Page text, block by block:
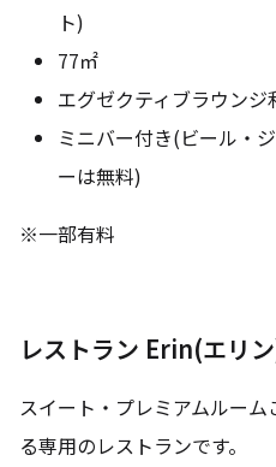
ト)
77㎡
エグゼクティブラウンジ
ミニバー付き(ビール・
ーは無料)
※一部有料
レストラン Erin(エリ
スイート・プレミアムルー
る専用のレストランです。